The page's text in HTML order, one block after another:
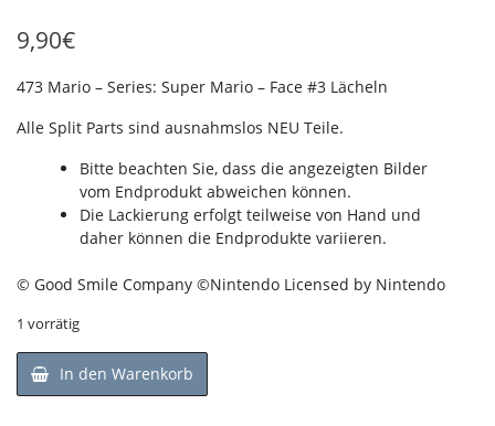
9,90€
473 Mario – Series: Super Mario – Face #3 Lächeln
Alle Split Parts sind ausnahmslos NEU Teile.
Bitte beachten Sie, dass die angezeigten Bilder
vom Endprodukt abweichen können.
Die Lackierung erfolgt teilweise von Hand und
daher können die Endprodukte variieren.
© Good Smile Company ©Nintendo Licensed by Nintendo
1 vorrätig
In den Warenkorb